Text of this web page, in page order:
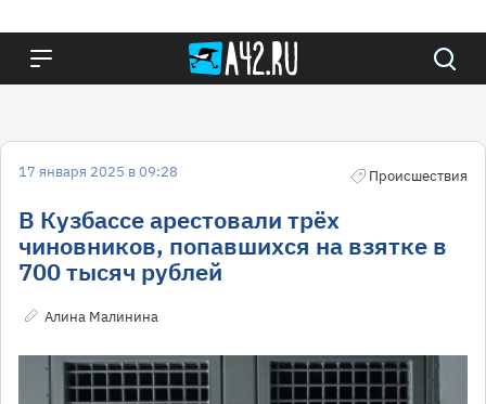
17 января 2025 в 09:28 Происшествия
В Кузбассе арестовали трёх
чиновников, попавшихся на взятке в
700 тысяч рублей
Алина Малинина